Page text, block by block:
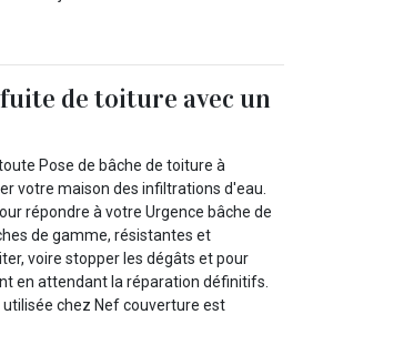
de toiture avec un
Pose de bâche de toiture à
votre maison des infiltrations d'eau.
répondre à votre Urgence bâche de
de gamme, résistantes et
voire stopper les dégâts et pour
en attendant la réparation définitifs.
chez Nef couverture est